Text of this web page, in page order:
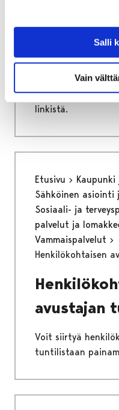
Salli
Vain
avustajan
Voit siirtyä
työsopimukseen
linkistä.
Etusivu
Sähköinen asiointi
Sosiaali- ja
palvelut ja
Vammaispalvelut
Henkilökohtaisen
avustajan
Voit siirtyä
tuntilistaan